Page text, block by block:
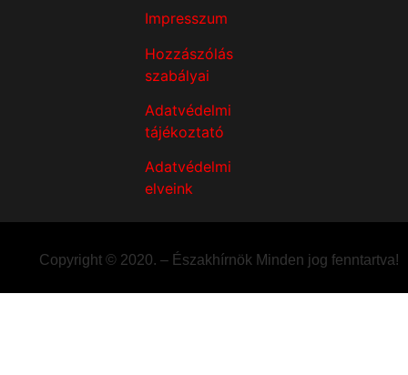
Impresszum
Hozzászólás
szabályai
Adatvédelmi
tájékoztató
Adatvédelmi
elveink
Copyright © 2020. – Északhírnök Minden jog fenntartva!